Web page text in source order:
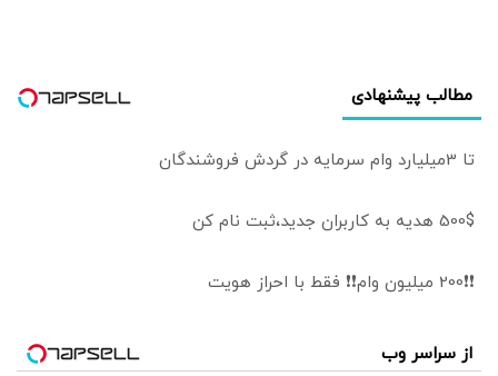
مطالب پیشنهادی
تا 3میلیارد وام سرمایه در گردش فروشندگان
500$ هدیه به کاربران جدید،ثبت نام کن
❗❗200 میلیون وام❗❗ فقط با احراز هویت
از سراسر وب